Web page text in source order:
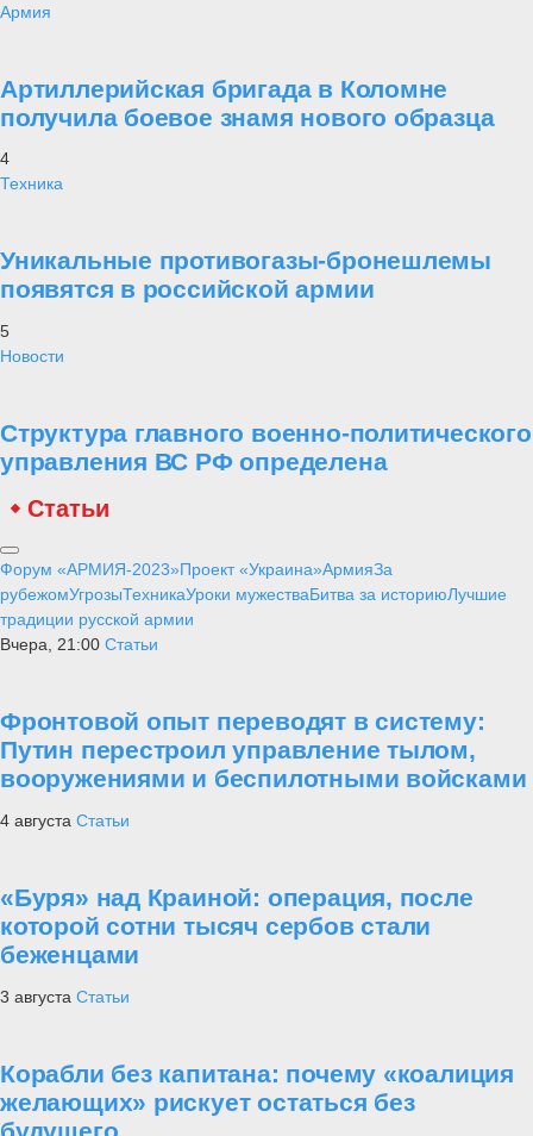
Армия
Артиллерийская бригада в Коломне
получила боевое знамя нового образца
4
Техника
Уникальные противогазы-бронешлемы
появятся в российской армии
5
Новости
Структура главного военно-политического
управления ВС РФ определена
Статьи
Форум «АРМИЯ-2023»Проект «Украина»АрмияЗа
рубежомУгрозыТехникаУроки мужестваБитва за историюЛучшие
традиции русской армии
Вчера, 21:00 Статьи
Фронтовой опыт переводят в систему:
Путин перестроил управление тылом,
вооружениями и беспилотными войсками
4 августа Статьи
«Буря» над Краиной: операция, после
которой сотни тысяч сербов стали
беженцами
3 августа Статьи
Корабли без капитана: почему «коалиция
желающих» рискует остаться без
будущего